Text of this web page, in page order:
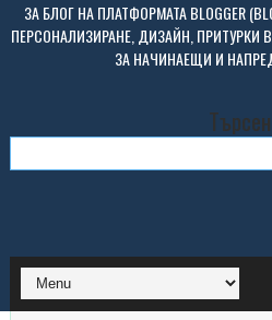
ЗА БЛОГ НА ПЛАТФОРМАТА BLOGGER
ПЕРСОНАЛИЗИРАНЕ, ДИЗАЙН, ПРИТУРКИ
ЗА НАЧИНАЕЩИ И